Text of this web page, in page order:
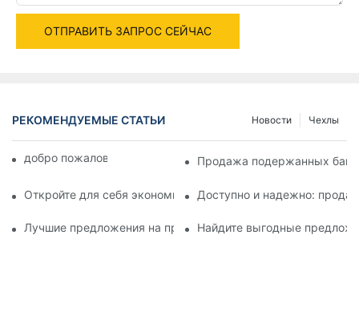
ОТПРАВИТЬ ЗАПРОС СЕЙЧАС
РЕКОМЕНДУЕМЫЕ СТАТЬИ Чехлы
Новости
добро пожаловать в мир машинПродажа подержанных
Откройте для себя экономически эффективные решения
Доступно и надежно:
Лучшие предложения на продажу подержанных башенных
Найдите выгодные